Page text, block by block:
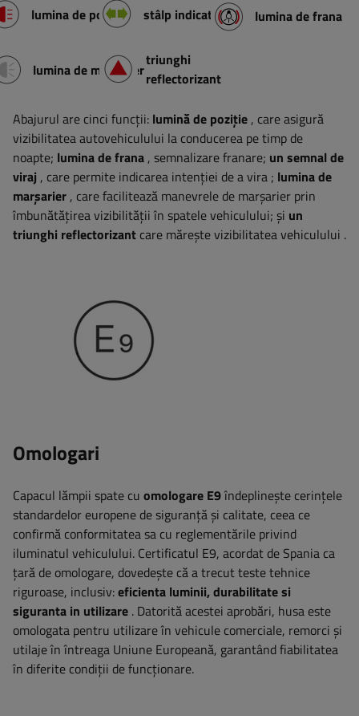
lumina de pozitie
lumina de marșarier
stâlp indicator
triunghi
reflectorizant
lumina de frana
Abajurul are cinci funcții: lumină de poziție , care asigură
vizibilitatea autovehiculului la conducerea pe timp de
noapte; lumina de frana , semnalizare franare; un semnal de
viraj , care permite indicarea intenției de a vira ; luminade
marșarier , care facilitează manevrele de marșarier prin
îmbunătățirea vizibilității în spatele vehiculului; și un
triunghi reflectorizant care mărește vizibilitatea vehiculului .
Omologari
Capacul lămpii spate cu omologare E9îndeplinește cerințele
standardelor europene de siguranță și calitate, ceea ce
confirmă conformitatea sa cu reglementările privind
iluminatul vehiculului. Certificatul E9, acordat de Spania ca
țară de omologare, dovedește că a trecut teste tehnice
riguroase, inclusiv:eficienta luminii, durabilitate si
siguranta in utilizare . Datorită acestei aprobări, husa este
omologata pentru utilizare în vehicule comerciale, remorci și
utilaje în întreaga Uniune Europeană, garantând fiabilitatea
în diferite condiții de funcționare.